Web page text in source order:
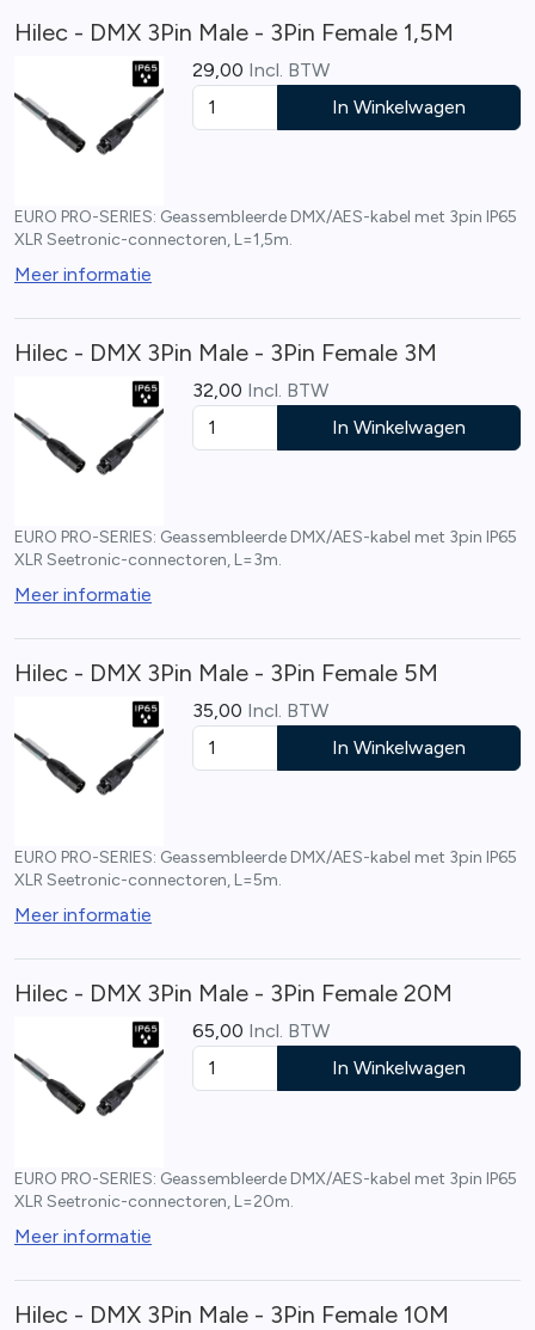
Hilec - DMX 3Pin Male - 3Pin Female 1,5M
29,00 Incl. BTW
In Winkelwagen
EURO PRO-SERIES: Geassembleerde DMX/AES-kabel met 3pin IP65
XLR Seetronic-connectoren, L=1,5m.
Meer informatie
Hilec - DMX 3Pin Male - 3Pin Female 3M
32,00 Incl. BTW
In Winkelwagen
EURO PRO-SERIES: Geassembleerde DMX/AES-kabel met 3pin IP65
XLR Seetronic-connectoren, L=3m.
Meer informatie
Hilec - DMX 3Pin Male - 3Pin Female 5M
35,00 Incl. BTW
In Winkelwagen
EURO PRO-SERIES: Geassembleerde DMX/AES-kabel met 3pin IP65
XLR Seetronic-connectoren, L=5m.
Meer informatie
Hilec - DMX 3Pin Male - 3Pin Female 20M
65,00 Incl. BTW
In Winkelwagen
EURO PRO-SERIES: Geassembleerde DMX/AES-kabel met 3pin IP65
XLR Seetronic-connectoren, L=20m.
Meer informatie
Hilec - DMX 3Pin Male - 3Pin Female 10M